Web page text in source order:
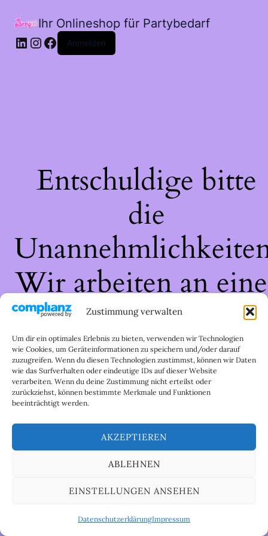
Zustimmung verwalten
Um dir ein optimales Erlebnis zu bieten, verwenden wir Technologien
wie Cookies, um Geräteinformationen zu speichern und/oder darauf
zuzugreifen. Wenn du diesen Technologien zustimmst, können wir Daten
wie das Surfverhalten oder eindeutige IDs auf dieser Website
verarbeiten. Wenn du deine Zustimmung nicht erteilst oder
zurückziehst, können bestimmte Merkmale und Funktionen
beeinträchtigt werden.
AKZEPTIEREN
ABLEHNEN
EINSTELLUNGEN ANSEHEN
DatenschutzerklärungImpressum
Ihr Onlineshop für Partybedarf
LinkedIn
Instagram
Facebook
Anmelden
Entschuldige bitte
die
Wir arbeiten an
großartigen Sache
schau bald wieder
vorbei!